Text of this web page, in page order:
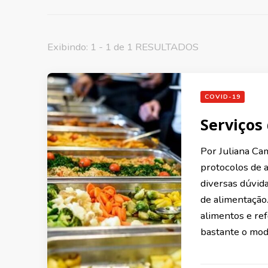
Exibindo: 1 - 1 de 1 RESULTADOS
COVID-19
Por Juliana
protocolos de
diversas
de
alimentos e
bastante o